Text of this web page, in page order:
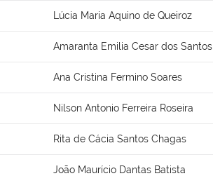
Lúcia Maria Aquino de Queiroz
Amaranta Emilia Cesar dos Santos
Ana Cristina Fermino Soares
Nilson Antonio Ferreira Roseira
Rita de Cácia Santos Chagas
João Maurício Dantas Batista